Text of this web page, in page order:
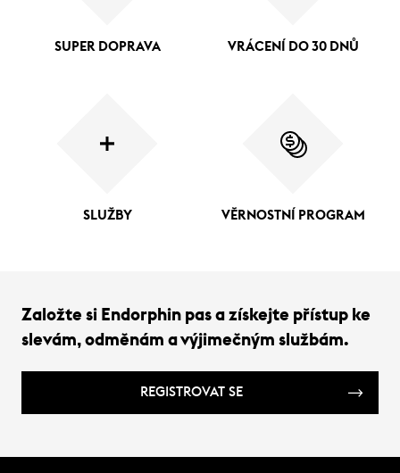
SUPER DOPRAVA VRÁCENÍ DO 30 DNŮ
SLUŽBY VĚRNOSTNÍ PROGRAM
Založte si Endorphin pas a získejte přístup ke
slevám, odměnám a výjimečným službám.
REGISTROVAT SE